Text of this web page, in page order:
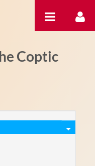
Coptic